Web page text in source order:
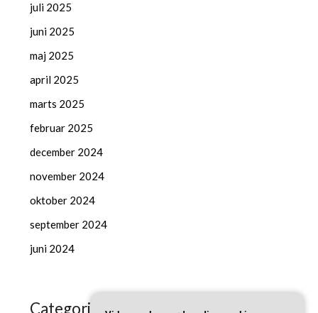
juli 2025
juni 2025
maj 2025
april 2025
marts 2025
februar 2025
december 2024
november 2024
oktober 2024
september 2024
juni 2024
Categories